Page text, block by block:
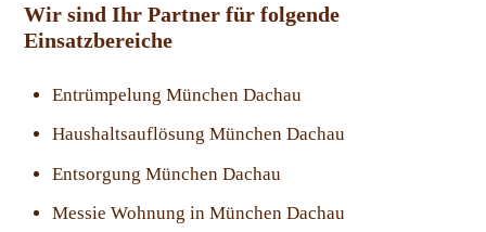
Wir sind Ihr Partner für folgende
Einsatzbereiche
Entrümpelung München Dachau
Haushaltsauflösung München Dachau
Entsorgung München Dachau
Messie Wohnung in München Dachau